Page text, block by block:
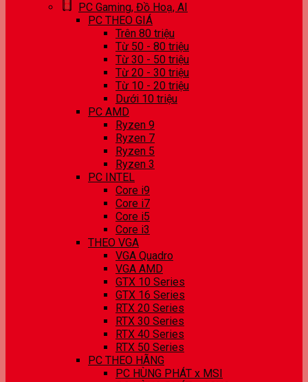
PC Gaming, Đồ Hoạ, AI
PC THEO GIÁ
Trên 80 triệu
Từ 50 - 80 triệu
Từ 30 - 50 triệu
Từ 20 - 30 triệu
Từ 10 - 20 triệu
Dưới 10 triệu
PC AMD
Ryzen 9
Ryzen 7
Ryzen 5
Ryzen 3
PC INTEL
Core i9
Core i7
Core i5
Core i3
THEO VGA
VGA Quadro
VGA AMD
GTX 10 Series
GTX 16 Series
RTX 20 Series
RTX 30 Series
RTX 40 Series
RTX 50 Series
PC THEO HÃNG
PC HÙNG PHÁT x MSI